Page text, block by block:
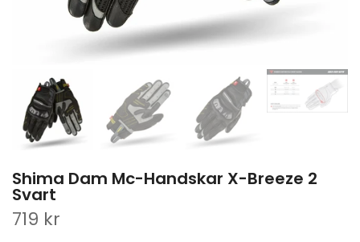
Shima Dam Mc-Handskar X-Breeze 2
Svart
719 kr